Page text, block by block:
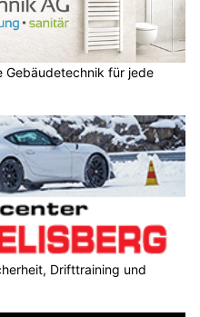
Gebäudetechnik für jede
Drifttraining und